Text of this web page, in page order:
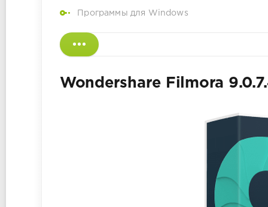
Программы для Windows
Wondershare Filmora